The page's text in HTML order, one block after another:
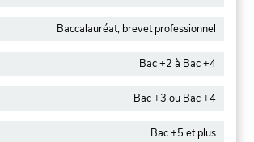
Baccalauréat, brevet professionnel
Bac +2 à Bac +4
Bac +3 ou Bac +4
Bac +5 et plus